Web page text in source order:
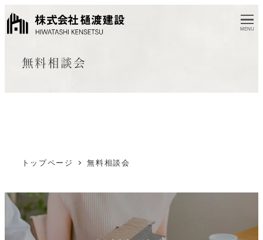
MENU
無料相談会
トップページ 無料相談会